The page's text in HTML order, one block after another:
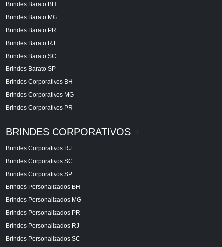
Brindes Barato BH
Brindes Barato MG
Brindes Barato PR
Brindes Barato RJ
Brindes Barato SC
Brindes Barato SP
Brindes Corporativos BH
Brindes Corporativos MG
Brindes Corporativos PR
BRINDES CORPORATIVOS
Brindes Corporativos RJ
Brindes Corporativos SC
Brindes Corporativos SP
Brindes Personalizados BH
Brindes Personalizados MG
Brindes Personalizados PR
Brindes Personalizados RJ
Brindes Personalizados SC